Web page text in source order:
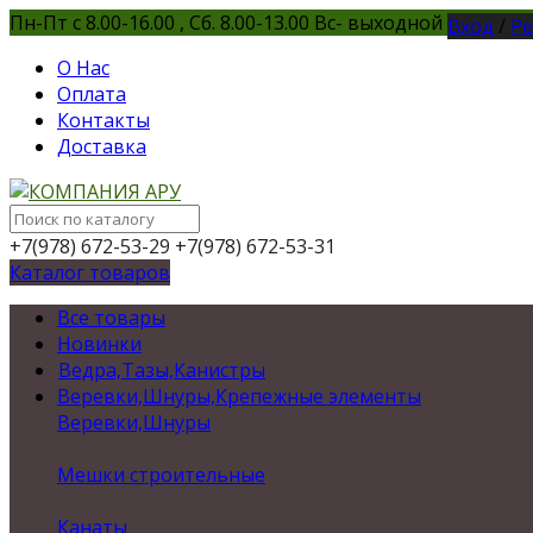
Пн-Пт с 8.00-16.00 , Сб. 8.00-13.00 Вс- выходной Вход /
О Нас
Оплата
Контакты
Доставка
+7(978) 672-53-29 +7(978) 672-53-31
Каталог товаров
Все товары
Новинки
Ведра,Тазы,Канистры
Веревки,Шнуры,Крепежные элементы
Веревки,Шнуры
Мешки строительные
Канаты